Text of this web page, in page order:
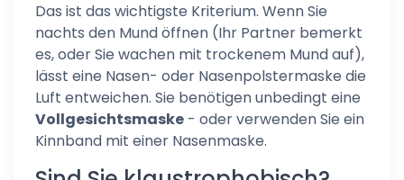
Das ist das wichtigste Kriterium. Wenn Sie
nachts den Mund öffnen (Ihr Partner bemerkt
es, oder Sie wachen mit trockenem Mund auf),
lässt eine Nasen- oder Nasenpolstermaske die
Luft entweichen. Sie benötigen unbedingt eine
Vollgesichtsmaske - oder verwenden Sie ein
Kinnband mit einer Nasenmaske.